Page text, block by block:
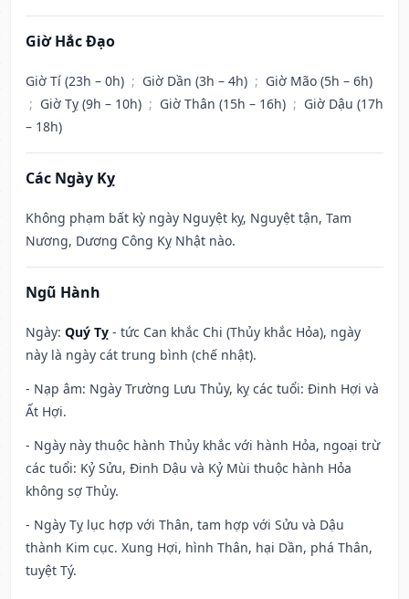
Giờ Hắc Đạo
Giờ Tí (23h – 0h) ; Giờ Dần (3h – 4h) ; Giờ Mão (5h – 6h)
; Giờ Tỵ (9h – 10h) ; Giờ Thân (15h – 16h) ; Giờ Dậu (17h
– 18h)
Các Ngày Kỵ
Không phạm bất kỳ ngày Nguyệt kỵ, Nguyệt tận, Tam
Nương, Dương Công Kỵ Nhật nào.
Ngũ Hành
Ngày: Quý Tỵ - tức Can khắc Chi (Thủy khắc Hỏa), ngày
này là ngày cát trung bình (chế nhật).
- Nạp âm: Ngày Trường Lưu Thủy, kỵ các tuổi: Đinh Hợi và
Ất Hợi.
- Ngày này thuộc hành Thủy khắc với hành Hỏa, ngoại trừ
các tuổi: Kỷ Sửu, Đinh Dậu và Kỷ Mùi thuộc hành Hỏa
không sợ Thủy.
- Ngày Tỵ lục hợp với Thân, tam hợp với Sửu và Dậu
thành Kim cục. Xung Hợi, hình Thân, hại Dần, phá Thân,
tuyệt Tý.